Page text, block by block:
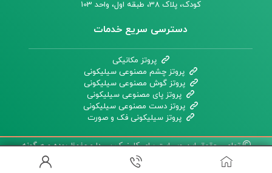
کودک، پلاک 38، طبقه اول، واحد 103
دسترسی سریع خدمات
پروتز مکانیکی
پروتز چشم مصنوعی سیلیکونی
پروتز گوش مصنوعی سیلیکونی
پروتز پای مصنوعی سیلیکونی
پروتز دست مصنوعی سیلیکونی
پروتز سیلیکونی فک و صورت
تمامی حقوق این وبسایت برای کلینیک سیدا محفوظ بوده و هرگونه
کپی‌برداری پیگیرد قانونی دارد.